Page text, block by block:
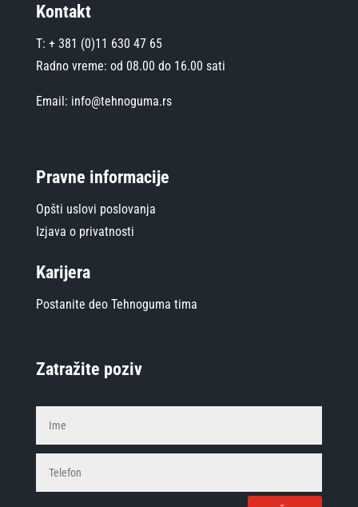
Kontakt
T: + 381 (0)11 630 47 65
Radno vreme: od 08.00 do 16.00 sati
Email: info@tehnoguma.rs
Pravne informacije
Opšti uslovi poslovanja
Izjava o privatnosti
Karijera
Postanite deo Tehnoguma tima
Zatražite poziv